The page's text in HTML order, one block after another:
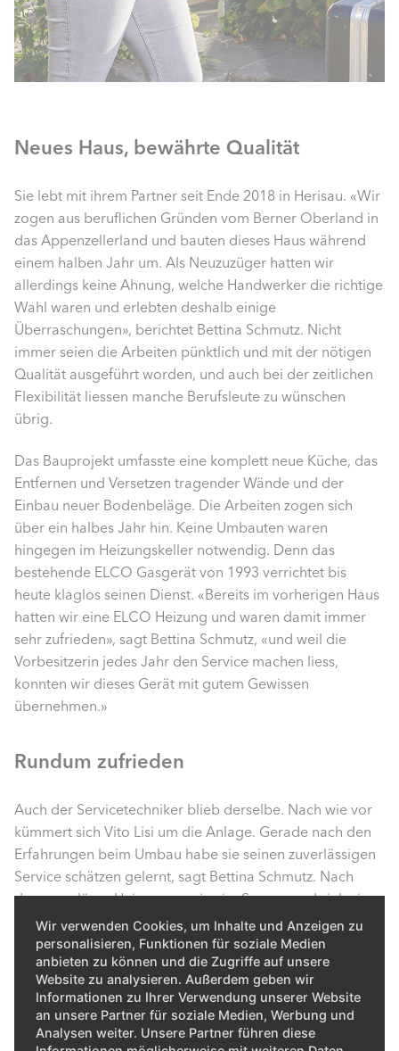
Wir verwenden Cookies, um Inhalte und Anzeigen zu
personalisieren, Funktionen für soziale Medien
anbieten zu können und die Zugriffe auf unsere
Website zu analysieren. Außerdem geben wir
Informationen zu Ihrer Verwendung unserer Website
an unsere Partner für soziale Medien, Werbung und
Analysen weiter. Unsere Partner führen diese
Neues Haus, bewährte Qualität
Sie lebt mit ihrem Partner seit Ende 2018 in Herisau. «Wir
zogen aus beruflichen Gründen vom Berner Oberland in
das Appenzellerland und bauten dieses Haus während
einem halben Jahr um. Als Neuzuzüger hatten wir
allerdings keine Ahnung, welche Handwerker die richtige
Wahl waren und erlebten deshalb einige
Überraschungen», berichtet Bettina Schmutz. Nicht
immer seien die Arbeiten pünktlich und mit der nötigen
Qualität ausgeführt worden, und auch bei der zeitlichen
Flexibilität liessen manche Berufsleute zu wünschen
übrig.
Das Bauprojekt umfasste eine komplett neue Küche, das
Entfernen und Versetzen tragender Wände und der
Einbau neuer Bodenbeläge. Die Arbeiten zogen sich
über ein halbes Jahr hin. Keine Umbauten waren
hingegen im Heizungskeller notwendig. Denn das
bestehende ELCO Gasgerät von 1993 verrichtet bis
heute klaglos seinen Dienst. «Bereits im vorherigen Haus
hatten wir eine ELCO Heizung und waren damit immer
sehr zufrieden», sagt Bettina Schmutz, «und weil die
Vorbesitzerin jedes Jahr den Service machen liess,
konnten wir dieses Gerät mit gutem Gewissen
übernehmen.»
Rundum zufrieden
Auch der Servicetechniker blieb derselbe. Nach wie vor
kümmert sich Vito Lisi um die Anlage. Gerade nach den
Erfahrungen beim Umbau habe sie seinen zuverlässigen
Service schätzen gelernt, sagt Bettina Schmutz. Nach
dem regulären Heizungsservice im Sommer schrieb sie
eine E-Mail an das ELCO Service Center: «Vito Lisi ist
einer der kompetentesten und freundlichsten
Handwerker, der bei uns seit mehr als drei Jahren
vorbeikommt. Seine freundliche und angenehme Art, das
gepflegte Auftreten sowie seine Fachkompetenz
beeindrucken mich jedes Mal.»